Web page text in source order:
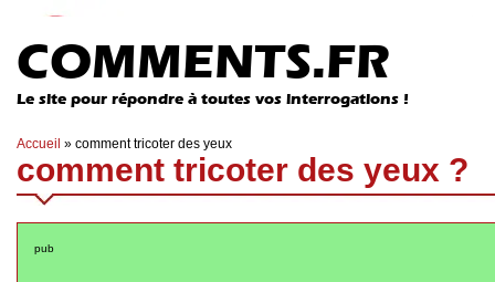
COMMENTS.FR
Le site pour répondre à toutes vos interrogations !
Accueil » comment tricoter des yeux
comment tricoter des yeux ?
pub